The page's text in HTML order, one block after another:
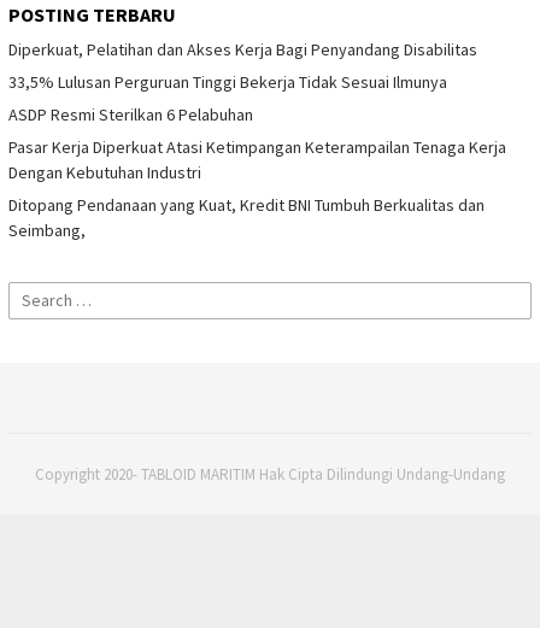
POSTING TERBARU
Diperkuat, Pelatihan dan Akses Kerja Bagi Penyandang Disabilitas
33,5% Lulusan Perguruan Tinggi Bekerja Tidak Sesuai Ilmunya
ASDP Resmi Sterilkan 6 Pelabuhan
Pasar Kerja Diperkuat Atasi Ketimpangan Keterampailan Tenaga Kerja
Dengan Kebutuhan Industri
Ditopang Pendanaan yang Kuat, Kredit BNI Tumbuh Berkualitas dan
Seimbang,
Search
for:
Copyright 2020- TABLOID MARITIM Hak Cipta Dilindungi Undang-Undang